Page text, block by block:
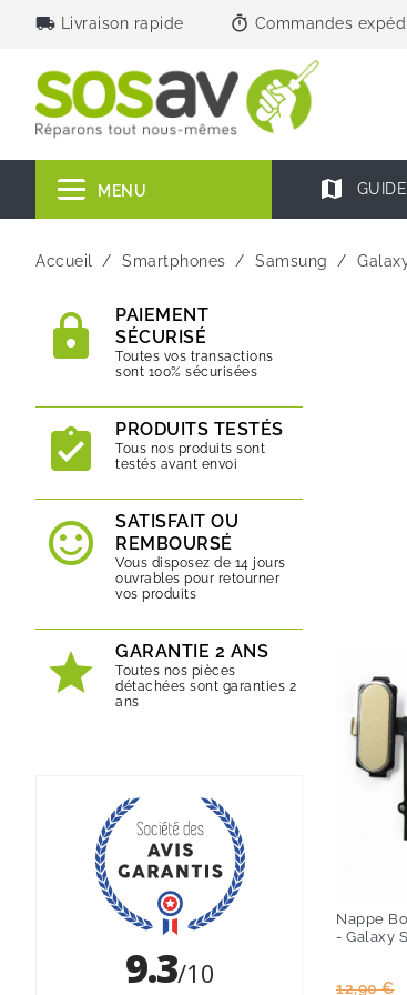
local_shipping Livraison rapide timer Commandes
MENU map
Accueil Smartphones Samsung
PAIEMENT
SÉCURISÉ
Toutes vos transactions
sont 100% sécurisées
PRODUITS TESTÉS
Tous nos produits sont
testés avant envoi
SATISFAIT OU
REMBOURSÉ
Vous disposez de 14 jours
ouvrables pour retourner
vos produits
GARANTIE 2 ANS
Toutes nos pièces
détachées sont garanties 2
ans
Nappe
- Galaxy
Prix
12,90 €